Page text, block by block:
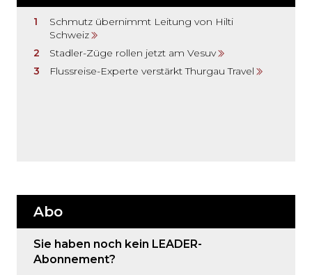
Schmutz übernimmt Leitung von Hilti
Schweiz
Stadler-Züge rollen jetzt am Vesuv
Flussreise-Experte verstärkt Thurgau Travel
Abo
Sie haben noch kein LEADER-
Abonnement?